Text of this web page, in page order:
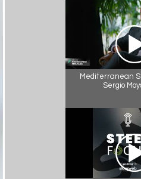
Mediterranean
Sergio